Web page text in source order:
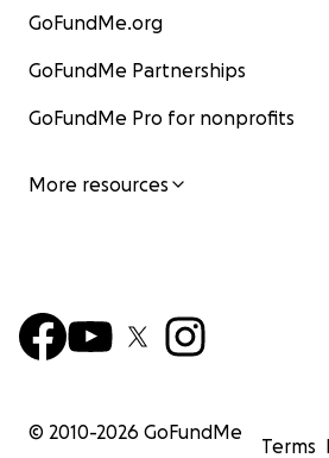
GoFundMe.org
GoFundMe Partnerships
GoFundMe Pro for nonprofits
More resources
© 2010-2026 GoFundMe
Terms